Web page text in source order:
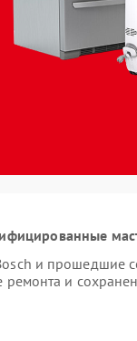
и прошедшие
ремонта и